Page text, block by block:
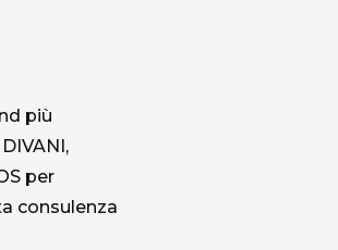
più
per
consulenza